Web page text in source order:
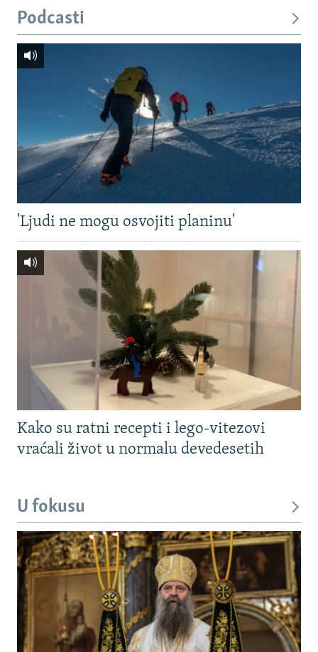
Podcasti
'Ljudi ne mogu osvojiti planinu'
Kako su ratni recepti i lego-vitezovi
vraćali život u normalu devedesetih
U fokusu